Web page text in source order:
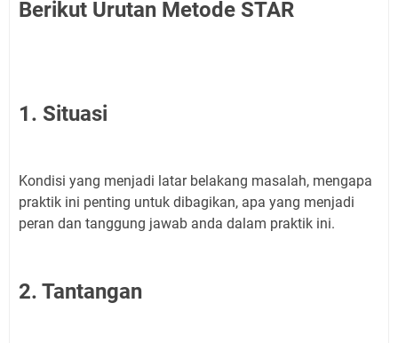
Berikut Urutan Metode STAR
1. Situasi
Kondisi yang menjadi latar belakang masalah, mengapa
praktik ini penting untuk dibagikan, apa yang menjadi
peran dan tanggung jawab anda dalam praktik ini.
2. Tantangan